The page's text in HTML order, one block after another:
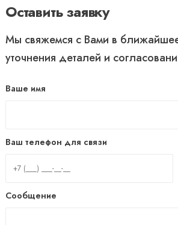
Оставить заявку
Мы свяжемся с Вами в
уточнения деталей и
Ваше имя
Ваш телефон для связи
Сообщение